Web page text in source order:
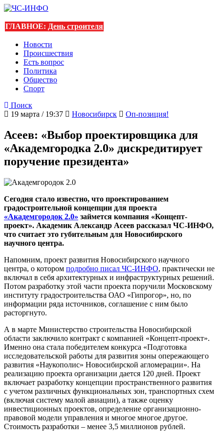
ГЛАВНОЕ: День строителя
Новости
Происшествия
Есть вопрос
Политика
Общество
Спорт
Поиск
19 марта / 19:37
Новосибирск Оп-позиция!
Асеев: «Выбор проектировщика для
«Академгородка 2.0» дискредитирует
поручение президента»
Сегодня стало известно, что проектированием
градостроительной концепции для проекта
«Академгородок 2.0» займется компания «Концепт-
проект». Академик Александр Асеев рассказал ЧС-ИНФО,
что считает это губительным для Новосибирского
научного центра.
Напомним, проект развития Новосибирского научного
центра, о котором подробно писал ЧС-ИНФО, практически не
включал в себя архитектурных и инфраструктурных решений.
Потом разработку этой части проекта поручили Московскому
институту градостроительства ОАО «Гипрогор», но, по
информации ряда источников, соглашение с ним было
расторгнуто.
А в марте Министерство строительства Новосибирской
области заключило контракт с компанией «Концепт-проект».
Именно она стала победителем конкурса «Подготовка
исследовательской работы для развития зоны опережающего
развития «Наукополис» Новосибирской агломерации». На
реализацию проекта организации дается 120 дней. Проект
включает разработку концепции пространственного развития
с учетом различных функциональных зон, транспортных схем
(включая систему малой авиации), а также оценку
инвестиционных проектов, определение организационно-
правовой модели управления и многое многое другое.
Стоимость разработки – менее 3,5 миллионов рублей.